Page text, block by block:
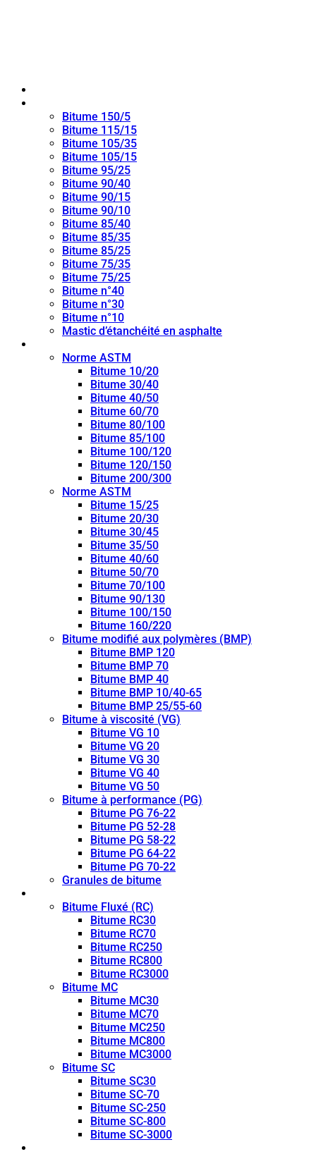
Bitume 150/5
Bitume 115/15
Bitume 105/35
Bitume 105/15
Bitume 95/25
Bitume 90/40
Bitume 90/15
Bitume 90/10
Bitume 85/40
Bitume 85/35
Bitume 85/25
Bitume 75/35
Bitume 75/25
Bitume n°40
Bitume n°30
Bitume n°10
Mastic d’étanchéité en asphalte
Norme ASTM
Bitume 10/20
Bitume 30/40
Bitume 40/50
Bitume 60/70
Bitume 80/100
Bitume 85/100
Bitume 100/120
Bitume 120/150
Bitume 200/300
Norme ASTM
Bitume 15/25
Bitume 20/30
Bitume 30/45
Bitume 35/50
Bitume 40/60
Bitume 50/70
Bitume 70/100
Bitume 90/130
Bitume 100/150
Bitume 160/220
Bitume modifié aux polymères (BMP)
Bitume BMP 120
Bitume BMP 70
Bitume BMP 40
Bitume BMP 10/40-65
Bitume BMP 25/55-60
Bitume à viscosité (VG)
Bitume VG 10
Bitume VG 20
Bitume VG 30
Bitume VG 40
Bitume VG 50
Bitume à performance (PG)
Bitume PG 76-22
Bitume PG 52-28
Bitume PG 58-22
Bitume PG 64-22
Bitume PG 70-22
Granules de bitume
Bitume Fluxé (RC)
Bitume RC30
Bitume RC70
Bitume RC250
Bitume RC800
Bitume RC3000
Bitume MC
Bitume MC30
Bitume MC70
Bitume MC250
Bitume MC800
Bitume MC3000
Bitume SC
Bitume SC30
Bitume SC-70
Bitume SC-250
Bitume SC-800
Bitume SC-3000